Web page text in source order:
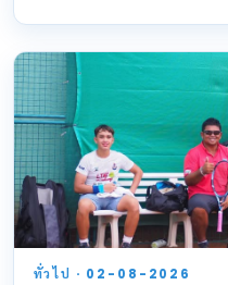
ทั่วไป · 02-08-2026